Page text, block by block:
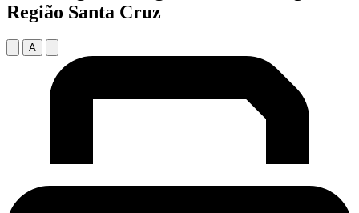
Região Santa Cruz
A